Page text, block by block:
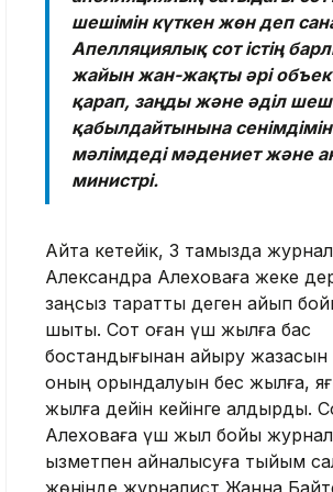
шешімін күткен жөн деп
Апелляциялық сот істің
жайын жан-жақты әрі
қарап, заңды және әділ
қабылдайтынына
мәлімдеді мәдениет және
министрі.
Айта кетейік, 3 тамызда
Александра Алеховаға жеке
заңсыз таратты деген айып
шықты. Сот оған үш жылға бас
бостандығынан айыру жазасын
оның орындалуын бес жылға,
жылға дейін кейінге қалдырды.
Алеховаға үш жыл бойы
қызметпен айналысуға тыйым